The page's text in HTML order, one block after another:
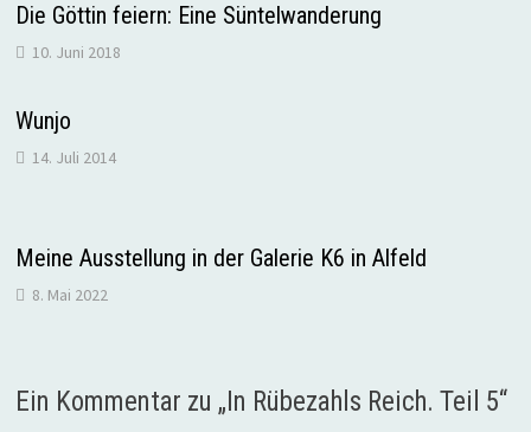
Die Göttin feiern: Eine Süntelwanderung
10. Juni 2018
Wunjo
14. Juli 2014
Meine Ausstellung in der Galerie K6 in Alfeld
8. Mai 2022
Ein Kommentar zu „ In Rübezahls Reich. Teil 5“